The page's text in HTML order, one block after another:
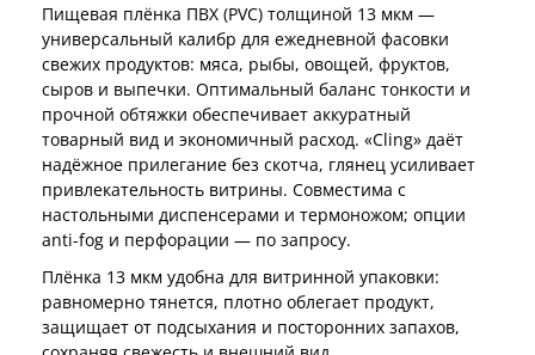
Пищевая плёнка ПВХ (PVC) толщиной 13 мкм —
универсальный калибр для ежедневной фасовки
свежих продуктов: мяса, рыбы, овощей, фруктов,
сыров и выпечки. Оптимальный баланс тонкости и
прочной обтяжки обеспечивает аккуратный
товарный вид и экономичный расход. «Cling» даёт
надёжное прилегание без скотча, глянец усиливает
привлекательность витрины. Совместима с
настольными диспенсерами и термоножом; опции
anti-fog и перфорации — по запросу.
Плёнка 13 мкм удобна для витринной упаковки:
равномерно тянется, плотно облегает продукт,
защищает от подсыхания и посторонних запахов,